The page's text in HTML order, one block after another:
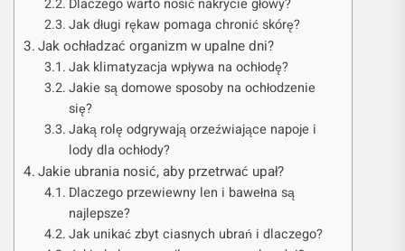
Dlaczego warto nosić nakrycie głowy?
Jak długi rękaw pomaga chronić skórę?
Jak ochładzać organizm w upalne dni?
Jak klimatyzacja wpływa na ochłodę?
Jakie są domowe sposoby na ochłodzenie
się?
Jaką rolę odgrywają orzeźwiające napoje i
lody dla ochłody?
Jakie ubrania nosić, aby przetrwać upał?
Dlaczego przewiewny len i bawełna są
najlepsze?
Jak unikać zbyt ciasnych ubrań i dlaczego?